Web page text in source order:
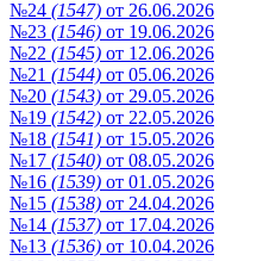
№24 (1547) от 26.06.2026
№23 (1546) от 19.06.2026
№22 (1545) от 12.06.2026
№21 (1544) от 05.06.2026
№20 (1543) от 29.05.2026
№19 (1542) от 22.05.2026
№18 (1541) от 15.05.2026
№17 (1540) от 08.05.2026
№16 (1539) от 01.05.2026
№15 (1538) от 24.04.2026
№14 (1537) от 17.04.2026
№13 (1536) от 10.04.2026